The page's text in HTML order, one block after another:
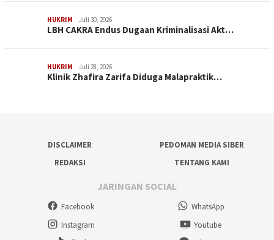
HUKRIM Juli 30, 2026
LBH CAKRA Endus Dugaan Kriminalisasi Akt…
HUKRIM Juli 28, 2026
Klinik Zhafira Zarifa Diduga Malapraktik…
DISCLAIMER
PEDOMAN MEDIA SIBER
REDAKSI
TENTANG KAMI
JARINGAN SOCIAL
Facebook
WhatsApp
Instagram
Youtube